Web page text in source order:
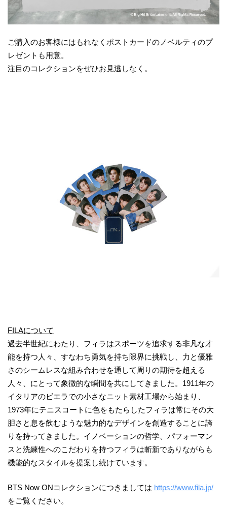
ご購入のお客様にはもれなくポストカードのノベルティのプ
レゼントも用意。
注目のコレクションをぜひお見逃しなく。
FILAについて
過去半世紀にわたり、フィラはスポーツを追求する非凡な才
能を持つ人々、すなわち勇気を持ち限界に挑戦し、力と優雅
さのシームレスな組み合わせを通して周りの期待を超える
人々、にとって象徴的な瞬間を共にしてきました。1911年の
イタリアのビエラでの小さなニット素材工場から始まり、
1973年にテニスコートに色をもたらしたフィラは常にその大
胆さと息を飲むような魅力的なデザインを創造することに誇
りを持ってきました。イノベーションの哲学、パフォーマン
スと洗練性へのこだわりを持つフィラは斬新でありながらも
機能的なスタイルを提案し続けています。
BTS Now ONコレクションにつきましては https://www.fila.jp/
をご覧ください。